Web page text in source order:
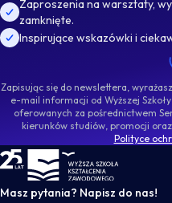
Zaproszenia na warsztaty,
zamknięte.
Inspirujące wskazówki i
Zapisując się do newslettera,
e-mail informacji od Wyższej
oferowanych za pośrednictwem
kierunków studiów, promocji
Polityce
WSKZ - strona główna
Masz pytania? Napisz do nas!